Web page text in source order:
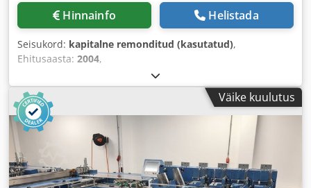
Hinnainfo Helistada
Seisukord: kapitalne remonditud (kasutatud),
Ehitusaasta: 2004,
Väike kuulutus